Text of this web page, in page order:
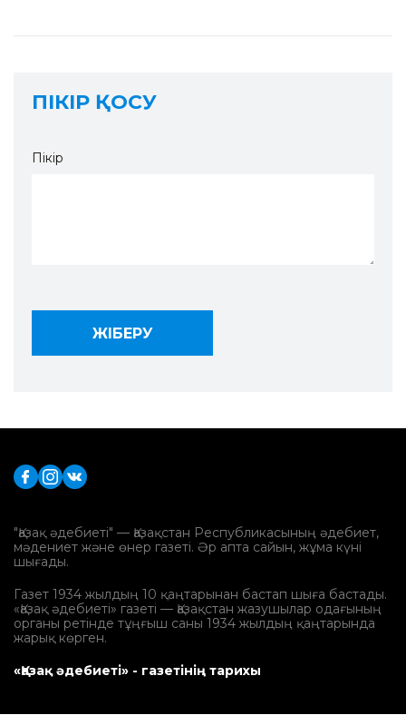
ПІКІР ҚОСУ
Пікір
"Қазақ әдебиеті" — Қазақстан Республикасының әдебиет,
мәдениет және өнер газеті. Әр апта сайын, жұма күні
шығады.
Газет 1934 жылдың 10 қаңтарынан бастап шыға бастады.
«Қазақ әдебиеті» газеті — Қазақстан жазушылар одағының
органы ретінде тұңғыш саны 1934 жылдың қаңтарында
жарық көрген.
«Қазақ әдебиеті» - газетінің тарихы